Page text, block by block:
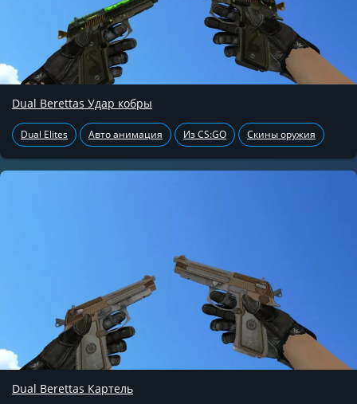
Dual Berettas Удар кобры
Dual Elites Авто анимация Из CS:GO Скины оружия
Dual Berettas Картель